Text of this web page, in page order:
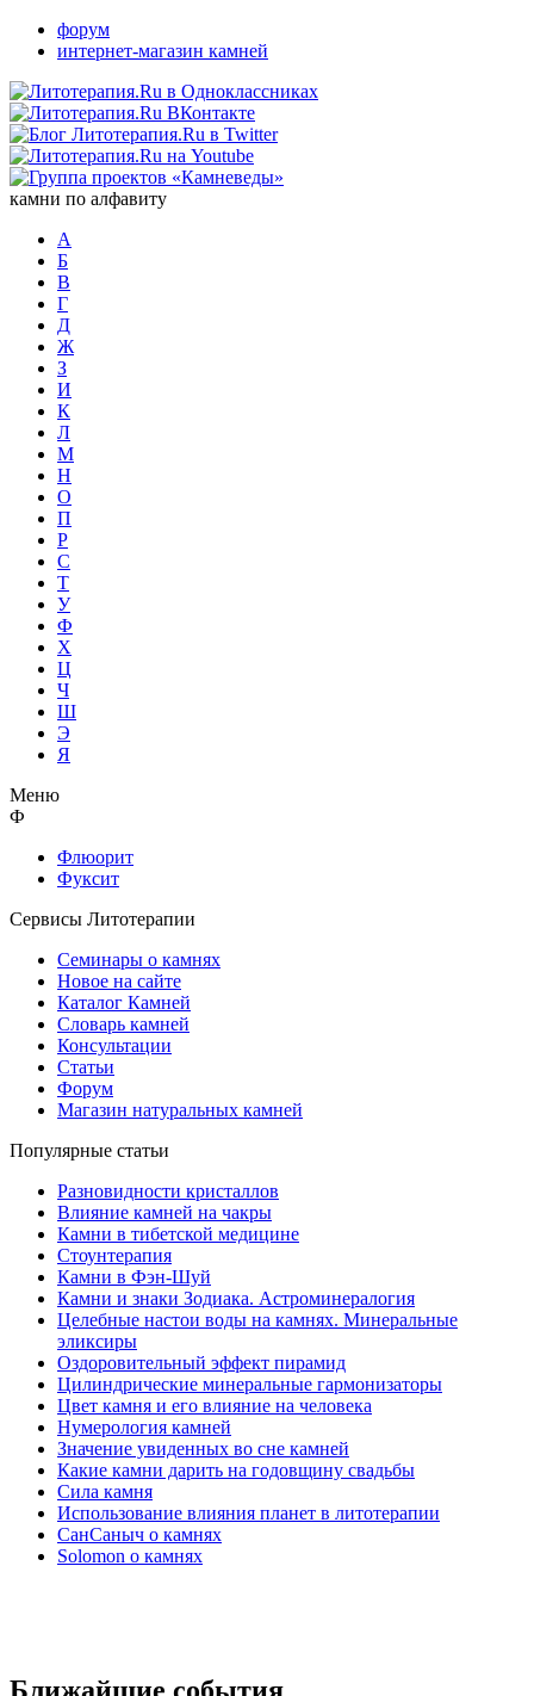
форум
интернет-магазин камней
камни по алфавиту
А
Б
В
Г
Д
Ж
З
И
К
Л
М
Н
О
П
Р
С
Т
У
Ф
Х
Ц
Ч
Ш
Э
Я
Меню
Ф
Флюорит
Фуксит
Сервисы Литотерапии
Семинары о камнях
Новое на сайте
Каталог Камней
Словарь камней
Консультации
Статьи
Форум
Магазин натуральных камней
Популярные статьи
Разновидности кристаллов
Влияние камней на чакры
Камни в тибетской медицине
Стоунтерапия
Камни в Фэн-Шуй
Камни и знаки Зодиака. Астроминералогия
Целебные настои воды на камнях. Минеральные
эликсиры
Оздоровительный эффект пирамид
Цилиндрические минеральные гармонизаторы
Цвет камня и его влияние на человека
Нумерология камней
Значение увиденных во сне камней
Какие камни дарить на годовщину свадьбы
Cила камня
Использование влияния планет в литотерапии
СанСаныч о камнях
Solomon о камнях